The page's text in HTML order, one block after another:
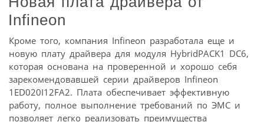
Infineon
Кроме того, компания Infineon разработала еще и
новую плату драйвера для модуля HybridPACK1 DC6,
которая основана на проверенной и хорошо себя
зарекомендовавшей серии драйверов Infineon
1ED020I12FA2. Плата обеспечивает эффективную
работу, полное выполнение требований по ЭМС и
позволяет легко реализовать преимущества